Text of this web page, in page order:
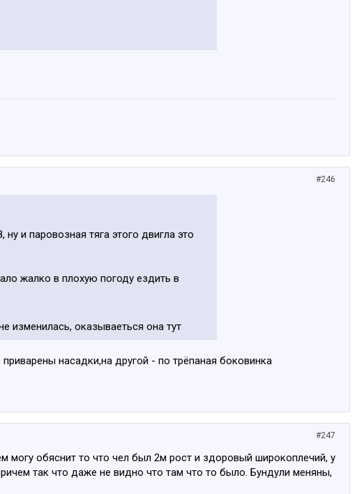
#246
и паровозная тяга этого двигла это
жалко в плохую погоду ездить в
изменилась, оказываеться она тут
насадки,на другой - по трёпаная боковинка
#247
могу обяснит то что чел был 2м рост и здоровый широкоплечий, у
так что даже не видно что там что то было. Бундули меняны,